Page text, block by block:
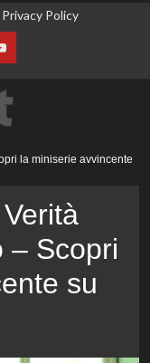
Privacy Policy
la miniserie avvincente
– Scopri
su